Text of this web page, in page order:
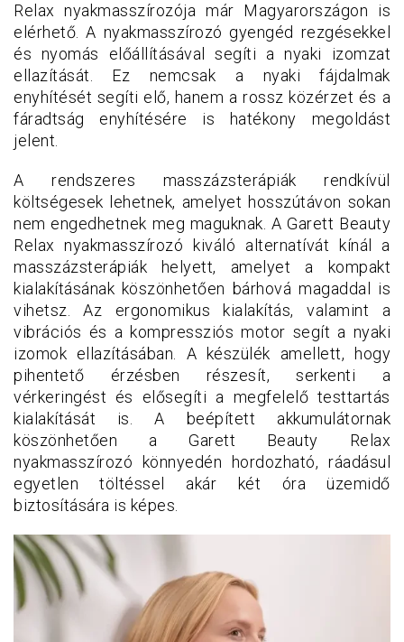
Relax nyakmasszírozója már Magyarországon is
elérhető. A nyakmasszírozó gyengéd rezgésekkel
és nyomás előállításával segíti a nyaki izomzat
ellazítását. Ez nemcsak a nyaki fájdalmak
enyhítését segíti elő, hanem a rossz közérzet és a
fáradtság enyhítésére is hatékony megoldást
jelent.
A rendszeres masszázsterápiák rendkívül
költségesek lehetnek, amelyet hosszútávon sokan
nem engedhetnek meg maguknak. A Garett Beauty
Relax nyakmasszírozó kiváló alternatívát kínál a
masszázsterápiák helyett, amelyet a kompakt
kialakításának köszönhetően bárhová magaddal is
vihetsz. Az ergonomikus kialakítás, valamint a
vibrációs és a kompressziós motor segít a nyaki
izomok ellazításában. A készülék amellett, hogy
pihentető érzésben részesít, serkenti a
vérkeringést és elősegíti a megfelelő testtartás
kialakítását is. A beépített akkumulátornak
köszönhetően a Garett Beauty Relax
nyakmasszírozó könnyedén hordozható, ráadásul
egyetlen töltéssel akár két óra üzemidő
biztosítására is képes.